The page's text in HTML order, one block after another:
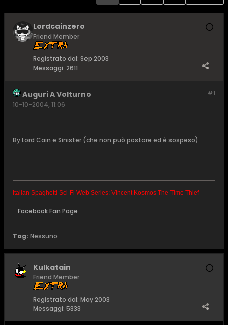
Lordcainzero
Friend Member
Registrato dal: Sep 2003
Messaggi: 2611
#1
Auguri A Volturno
10-10-2004, 11:06
By Lord Cain e Sinister (che non può postare ed è sospeso)
Italian Spaghetti Sci-Fi Web Series: Vincent Kosmos The Time Thief
Facebook Fan Page
Tag: Nessuno
Kulkatain
Friend Member
Registrato dal: May 2003
Messaggi: 5333